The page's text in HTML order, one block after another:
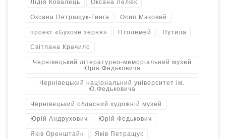
Лідія Ковалець Оксана Лелюк
Оксана Петращук-Гинга Осип Маковей
проект «Букове зерня» Птолемей Путила
Світлана Крачило
Чернівецький літературно-меморіальний музей
Юрія Федьковича
Чернівецький національний університет ім.
Ю.Федьковича
Чернівецький обласний художній музей
Юрій Андрухович Юрій Федькович
Яків Оренштайн Яків Петращук